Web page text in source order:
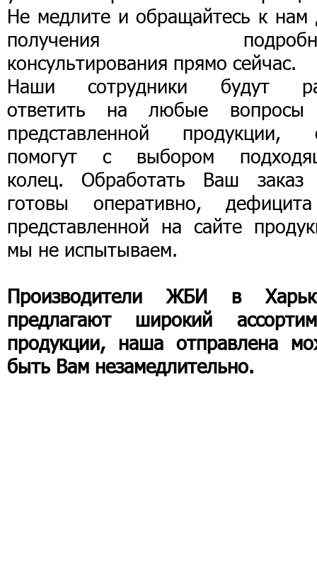
Не медлите и обращайтесь к нам
получения
консультирования прямо сейчас.
Наши сотрудники будут
ответить на любые
представленной продукции,
помогут с выбором
колец. Обработать Ваш
готовы оперативно,
представленной на сайте
мы не испытываем.
Производители ЖБИ в
предлагают широкий
продукции, наша отправлена
быть Вам незамедлительно.